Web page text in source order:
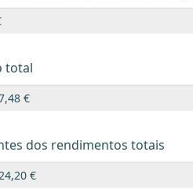
total
dos rendimentos totais